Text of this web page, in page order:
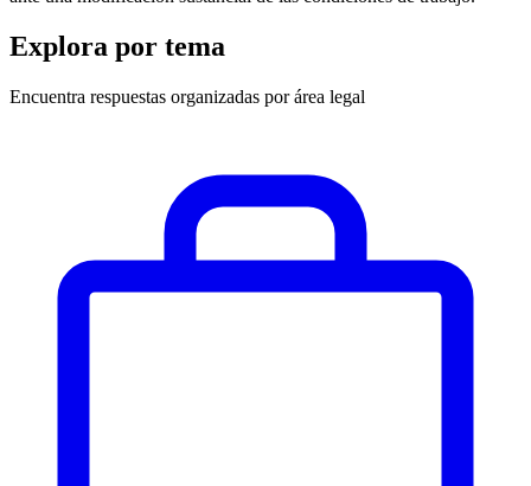
Explora por tema
Encuentra respuestas organizadas por área legal